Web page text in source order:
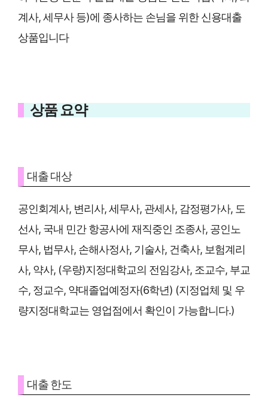
계사, 세무사 등)에 종사하는 손님을 위한 신용대출
상품입니다
상품 요약
대출 대상
공인회계사, 변리사, 세무사, 관세사, 감정평가사, 도
선사, 국내 민간 항공사에 재직중인 조종사, 공인노
무사, 법무사, 손해사정사, 기술사, 건축사, 보험계리
사, 약사, (우량)지정대학교의 전임강사, 조교수, 부교
수, 정교수, 약대졸업예정자(6학년) (지정업체 및 우
량지정대학교는 영업점에서 확인이 가능합니다.)
대출 한도